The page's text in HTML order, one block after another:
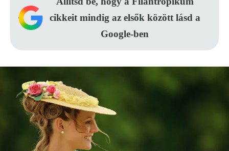
cikkeit mindig az elsők között lásd a
Google-ben